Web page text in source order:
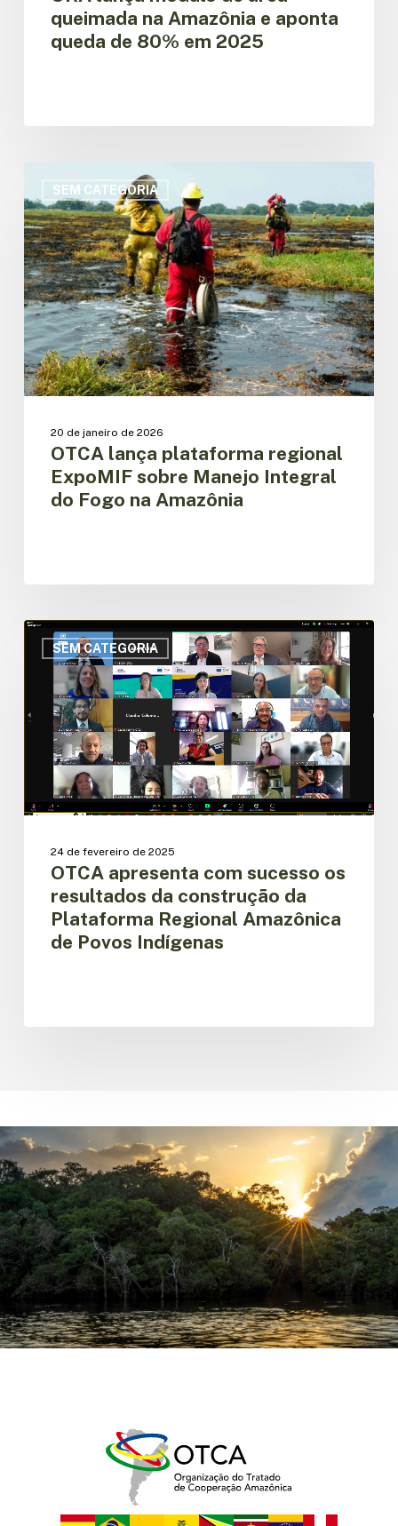
queimada na Amazônia e aponta
queda de 80% em 2025
SEM CATEGORIA
lança
plataforma
regional
ExpoMIF
sobre
Manejo
Integral
do
Fogo
na
Amazônia
20 de janeiro de 2026
OTCA lança plataforma regional
ExpoMIF sobre Manejo Integral
do Fogo na Amazônia
SEM CATEGORIA
OTCA
apresenta
sucesso
resultados
construção
Plataforma
Povos
Indígenas
24 de fevereiro de 2025
OTCA apresenta com sucesso os
resultados da construção da
Plataforma Regional Amazônica
de Povos Indígenas